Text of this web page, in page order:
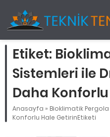
Etiket:
Sistemleri ile
Daha
Anasayfa » Bioklimatik Pergola
Konforlu Hale GetirinEtiketi